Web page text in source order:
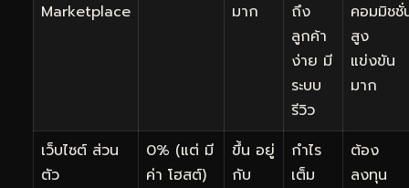
Marketplace
มาก
ถึง
ลูกค้า
ง่าย มี
ระบบ
รีวิว
คอมมิชชั่
สูง
แข่งขัน
มาก
เว็บไซต์ ส่วน
ตัว
0% (แต่ มี
ค่า โฮสต์)
ขึ้น อยู่
กับ
กำไร
เต็ม
ต้อง
ลงทุน